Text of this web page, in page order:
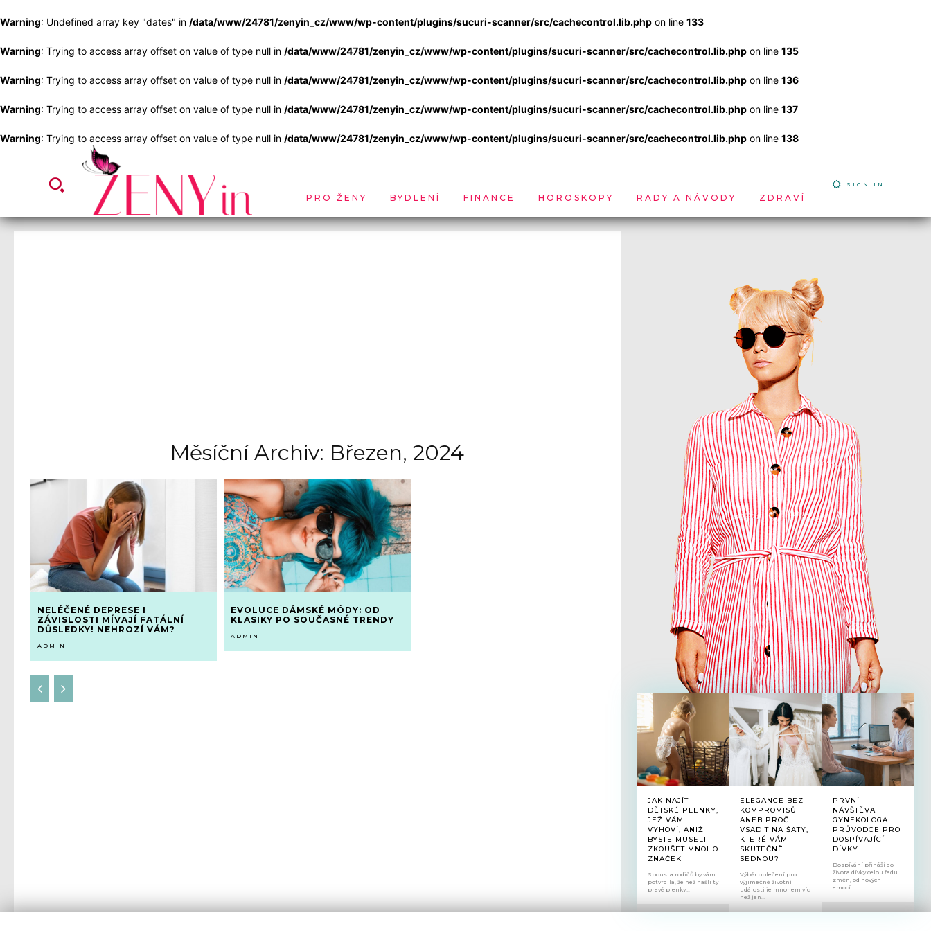
Warning: Undefined array key "dates" in /data/www/24781/zenyin_cz/www/wp-content/plugins/sucuri-scanner/src/cachecontrol.lib.php on line 133
Warning: Trying to access array offset on value of type null in /data/www/24781/zenyin_cz/www/wp-content/plugins/sucuri-scanner/src/cachecontrol.lib.php on line 135
Warning: Trying to access array offset on value of type null in /data/www/24781/zenyin_cz/www/wp-content/plugins/sucuri-scanner/src/cachecontrol.lib.php on line 136
Warning: Trying to access array offset on value of type null in /data/www/24781/zenyin_cz/www/wp-content/plugins/sucuri-scanner/src/cachecontrol.lib.php on line 137
Warning: Trying to access array offset on value of type null in /data/www/24781/zenyin_cz/www/wp-content/plugins/sucuri-scanner/src/cachecontrol.lib.php on line 138
PRO ŽENY BYDLENÍ FINANCE HOROSKOPY RADY A NÁVODY ZDRAVÍ
SIGN IN
Měsíční Archiv: Březen, 2024
NELÉČENÉ DEPRESE I
ZÁVISLOSTI MÍVAJÍ FATÁLNÍ
DŮSLEDKY! NEHROZÍ VÁM?
ADMIN
EVOLUCE DÁMSKÉ MÓDY: OD
KLASIKY PO SOUČASNÉ TRENDY
ADMIN
JAK NAJÍT
DĚTSKÉ PLENKY,
JEŽ VÁM
VYHOVÍ, ANIŽ
BYSTE MUSELI
ZKOUŠET MNOHO
ZNAČEK
Spousta rodičů by vám
potvrdila, že než našli ty
pravé plenky...
ELEGANCE BEZ
KOMPROMISŮ
ANEB PROČ
VSADIT NA ŠATY,
KTERÉ VÁM
SKUTEČNĚ
SEDNOU?
Výběr oblečení pro
výjimečné životní
události je mnohem víc
než jen...
PRVNÍ
NÁVŠTĚVA
GYNEKOLOGA:
PRŮVODCE PRO
DOSPÍVAJÍCÍ
DÍVKY
Dospívání přináší do
života dívky celou řadu
změn, od nových
emocí...